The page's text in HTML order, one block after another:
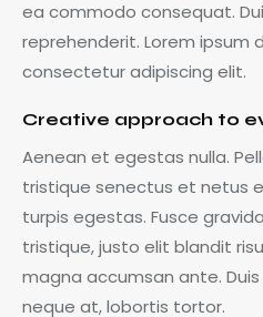
ea commodo consequat.
reprehenderit. Lorem ipsum
consectetur adipiscing elit.
Creative approach to
Aenean et egestas nulla.
tristique senectus et netus
turpis egestas. Fusce
tristique, justo elit blandit
magna accumsan ante.
neque at, lobortis tortor.